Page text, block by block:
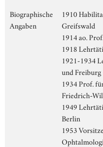
Biographische
Angaben
1910
Greifswald
1914 ao.
1918
1921-1934
und Freiburg
1934 Prof.
Friedrich-
1949
Berlin
1953